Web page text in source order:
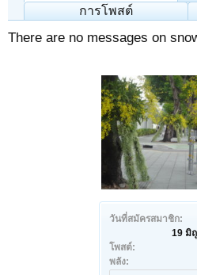
วันที่สมัครสมาชิก:
19 มิ
โพสต์:
พลัง:
การโพสต์
There are no messages on